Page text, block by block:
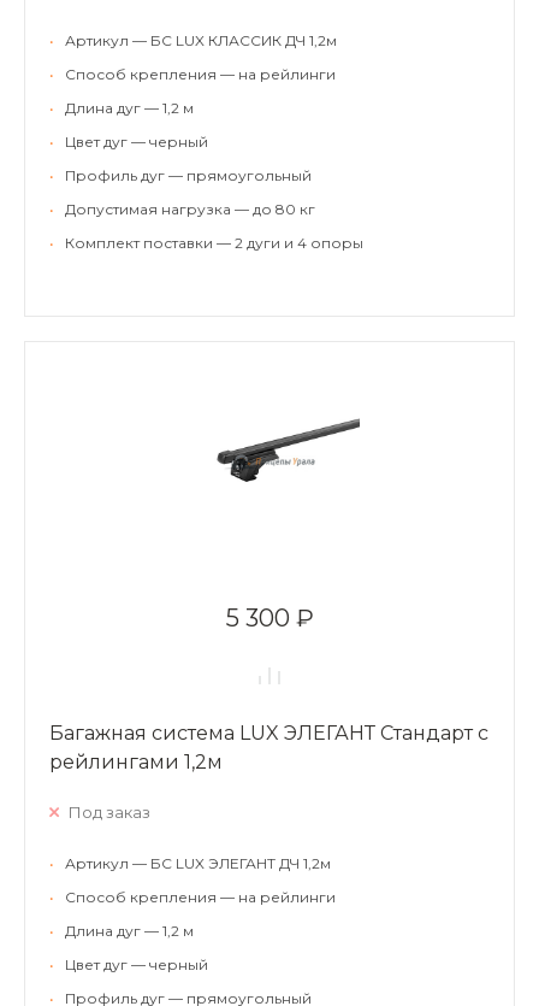
•
Артикул — БС LUX КЛАССИК ДЧ 1,2м
•
Способ крепления — на рейлинги
•
Длина дуг — 1,2 м
•
Цвет дуг — черный
•
Профиль дуг — прямоугольный
•
Допустимая нагрузка — до 80 кг
•
Комплект поставки — 2 дуги и 4 опоры
5 300 ₽
Багажная система LUX ЭЛЕГАНТ Стандарт с
рейлингами 1,2м
Под заказ
•
Артикул — БС LUX ЭЛЕГАНТ ДЧ 1,2м
•
Способ крепления — на рейлинги
•
Длина дуг — 1,2 м
•
Цвет дуг — черный
•
Профиль дуг — прямоугольный